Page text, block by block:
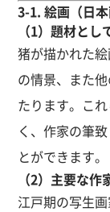
3-1. 絵画（日本
（1）題材とし
猪が描かれた
の情景、また
たります。こ
く、作家の筆
とができます。
（2）主要な作
江戸期の写生